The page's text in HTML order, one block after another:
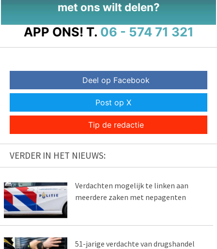
met ons wilt delen?
APP ONS! T. 06 - 574 71 321
Deel op Facebook
Post op X
Tip de redactie
VERDER IN HET NIEUWS:
Verdachten mogelijk te linken aan
meerdere zaken met nepagenten
51-jarige verdachte van drugshandel